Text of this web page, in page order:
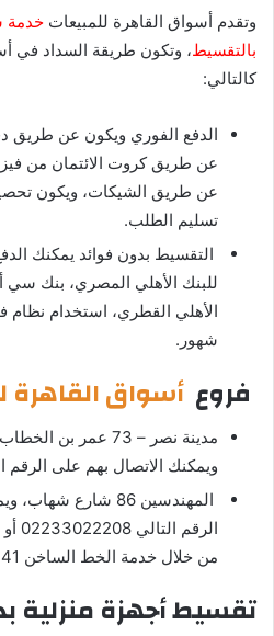
وتقدم أسواق القاهرة للمبيعات خدمة
بالتقسيط، وتكون طريقة السداد في
كالتالي:
الدفع الفوري ويكون عن طريق
عن طريق كروت الائتمان من
عن طريق الشيكات، ويكون
تسليم الطلب.
التقسيط بدون فوائد يمكنك
للبنك الأهلي المصري، بنك سي
شهور.
فروع أسواق القاهرة
مدينة نصر – 73 عمر
ويمكنك الاتصال بهم على الرقم التالي
المهندسين 86 شارع
من خلال خدمة الخط الساخن 16141.
تقسيط أجهزة منزلية